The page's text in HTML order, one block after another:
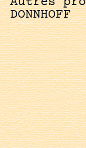
DONNHOFF